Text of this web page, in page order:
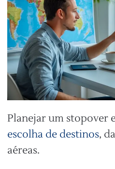
Planejar um stopover
escolha de destinos,
aéreas.